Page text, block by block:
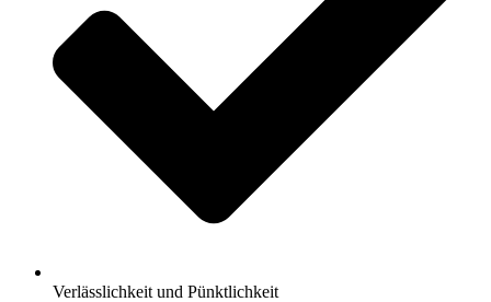
Verlässlichkeit und Pünktlichkeit